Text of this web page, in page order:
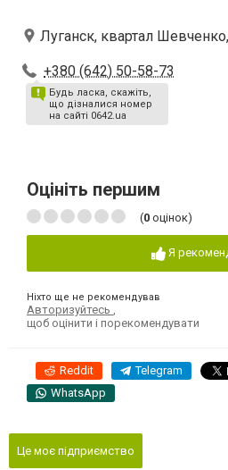
Луганск, квартал
+380 (642) 50-58-73
Будь ласка, скажіть,
що дізналися номер
на сайті 0642.ua
Оцініть першим
(0 оцінок)
Я
Ніхто ще не рекомендував
Авторизуйтесь
щоб оцінити і порекомендувати
Reddit Telegram
WhatsApp
Це моє підприємство